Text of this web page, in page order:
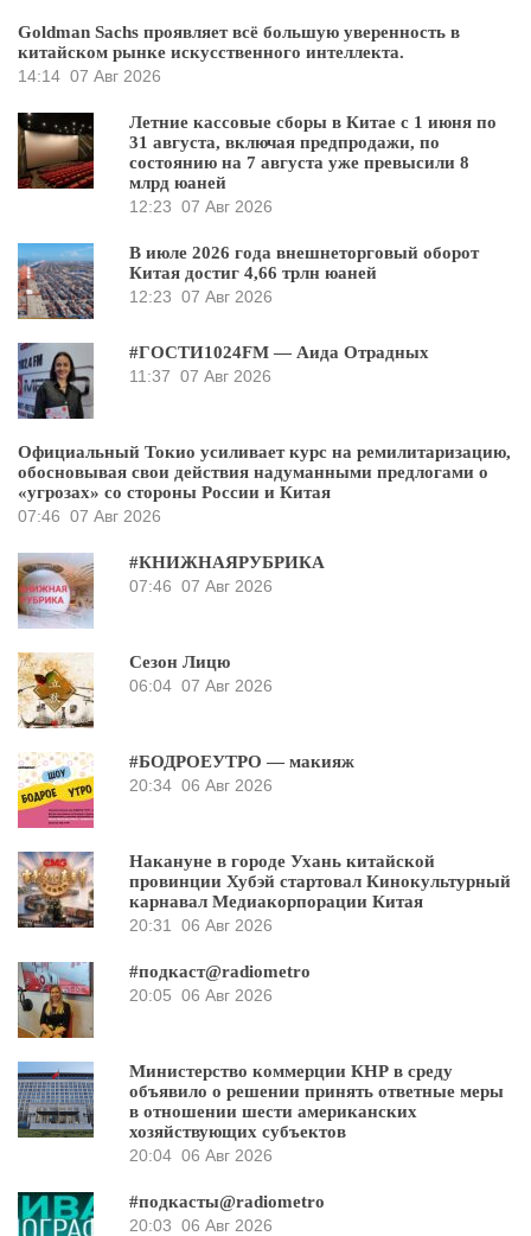
Goldman Sachs проявляет всё большую уверенность в
китайском рынке искусственного интеллекта.
14:14 07 Авг 2026
Летние кассовые сборы в Китае с 1 июня по
31 августа, включая предпродажи, по
состоянию на 7 августа уже превысили 8
млрд юаней
12:23 07 Авг 2026
В июле 2026 года внешнеторговый оборот
Китая достиг 4,66 трлн юаней
12:23 07 Авг 2026
#ГОСТИ1024FM — Аида Отрадных
11:37 07 Авг 2026
Официальный Токио усиливает курс на ремилитаризацию,
обосновывая свои действия надуманными предлогами о
«угрозах» со стороны России и Китая
07:46 07 Авг 2026
#КНИЖНАЯРУБРИКА
07:46 07 Авг 2026
Сезон Лицю
06:04 07 Авг 2026
#БОДРОЕУТРО — макияж
20:34 06 Авг 2026
Накануне в городе Ухань китайской
провинции Хубэй стартовал Кинокультурный
карнавал Медиакорпорации Китая
20:31
06 Авг 2026
#подкаст@radiometro
20:05 06 Авг 2026
Министерство коммерции КНР в среду
объявило о решении принять ответные меры
в отношении шести американских
хозяйствующих субъектов
20:04 06 Авг 2026
#подкасты@radiometro
20:03 06 Авг 2026